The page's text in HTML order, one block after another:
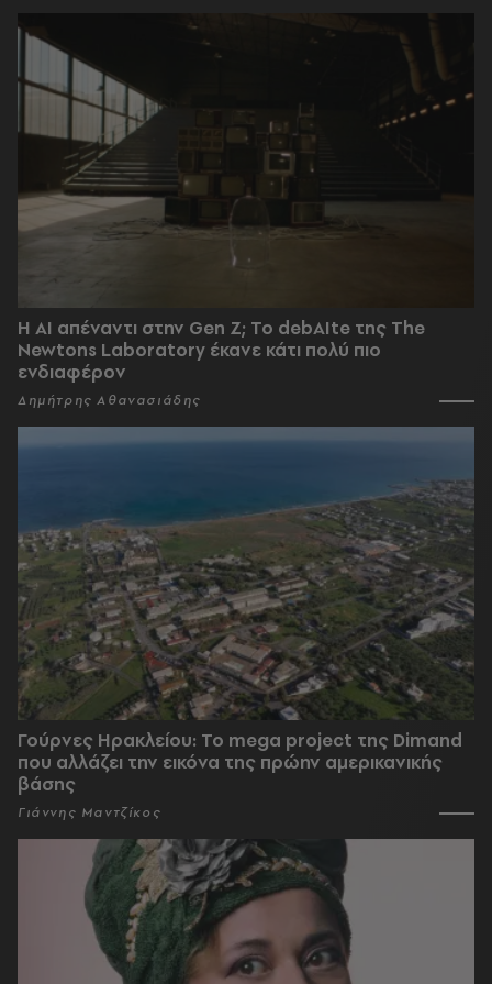
Η AI απέναντι στην Gen Z; Το debAIte της The
Newtons Laboratory έκανε κάτι πολύ πιο
ενδιαφέρον
Δημήτρης Αθανασιάδης
Γούρνες Ηρακλείου: To mega project της Dimand
που αλλάζει την εικόνα της πρώην αμερικανικής
βάσης
Γιάννης Μαντζίκος